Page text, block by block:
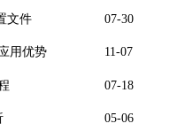
文件 07-30
用优势 11-07
07-18
05-06